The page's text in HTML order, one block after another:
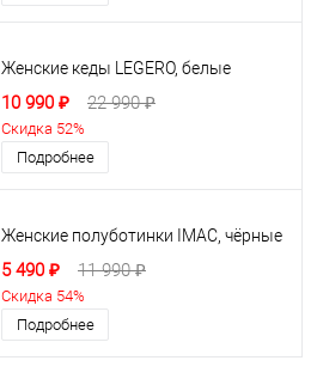
Женские кеды LEGERO, белые
10 990 ₽ 22 990 ₽
Скидка 52%
Подробнее
Женские полуботинки IMAC, чёрные
5 490 ₽ 11 990 ₽
Скидка 54%
Подробнее